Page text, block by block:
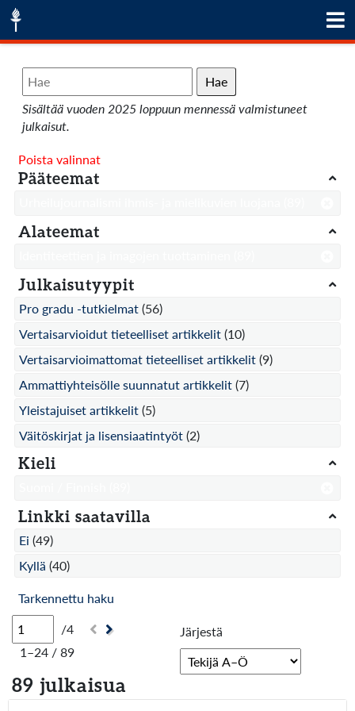
Hae
Sisältää vuoden 2025 loppuun mennessä valmistuneet
julkaisut.
/4
1–24 / 89
Järjestä
89 julkaisua
Poista valinnat
Pääteemat
Alateemat
Julkaisutyypit
Pro gradu -tutkielmat (56)
Vertaisarvioidut tieteelliset artikkelit (10)
Vertaisarvioimattomat tieteelliset artikkelit (9)
Ammattiyhteisölle suunnatut artikkelit (7)
Yleistajuiset artikkelit (5)
Väitöskirjat ja lisensiaatintyöt (2)
Kieli
Linkki saatavilla
Ei (49)
Kyllä (40)
Tarkennettu haku